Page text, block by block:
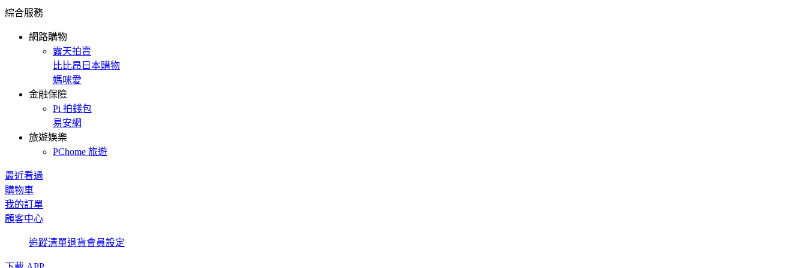
綜合服務
網路購物
露天拍賣
比比昂日本購物
媽咪愛
金融保險
Pi 拍錢包
易安網
旅遊娛樂
PChome 旅遊
最近看過
購物車
我的訂單
顧客中心
追蹤清單退貨會員設定